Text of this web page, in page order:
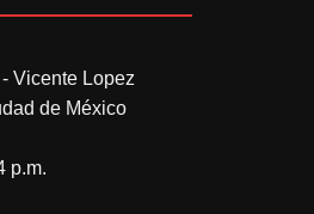
Vicente Lopez
de México
p.m.